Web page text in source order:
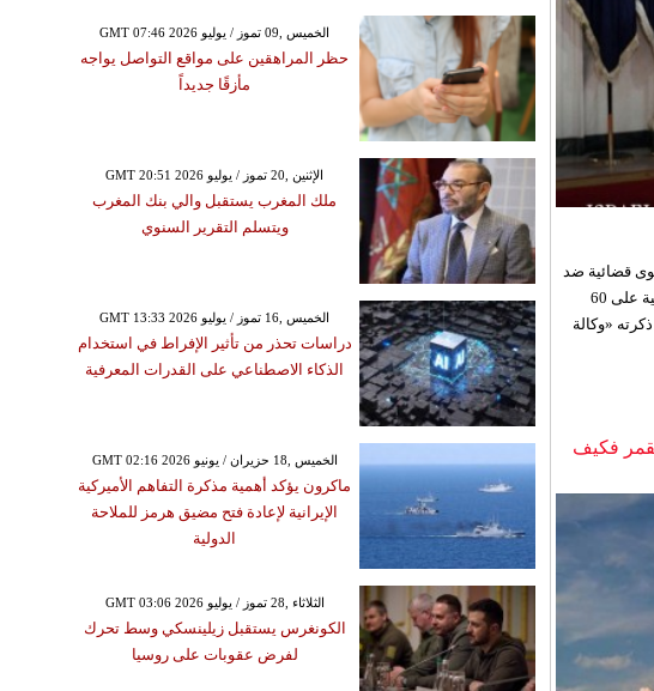
دعوى قضائية ضد
إدارة دونالد ترمب، الاثنين، على خلفية فرضه رسوماً جمركية على 60
«وكالة
فكيف
GMT 07:46 2026 الخميس ,09 تموز / يوليو
حظر المراهقين على مواقع التواصل يواجه
مأزقًا جديداً
GMT 20:51 2026 الإثنين ,20 تموز / يوليو
ملك المغرب يستقبل والي بنك المغرب
ويتسلم التقرير السنوي
GMT 13:33 2026 الخميس ,16 تموز / يوليو
دراسات تحذر من تأثير الإفراط في استخدام
الذكاء الاصطناعي على القدرات المعرفية
GMT 02:16 2026 الخميس ,18 حزيران / يونيو
ماكرون يؤكد أهمية مذكرة التفاهم الأميركية
الإيرانية لإعادة فتح مضيق هرمز للملاحة
الدولية
GMT 03:06 2026 الثلاثاء ,28 تموز / يوليو
الكونغرس يستقبل زيلينسكي وسط تحرك
لفرض عقوبات على روسيا